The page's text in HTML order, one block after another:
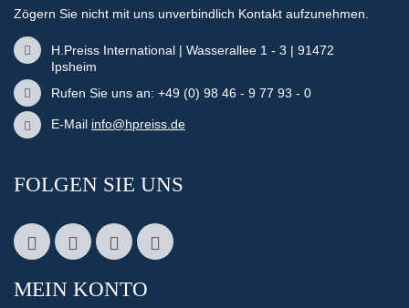
Zögern Sie nicht mit uns unverbindlich Kontakt aufzunehmen.
H.Preiss International | Wasserallee 1 - 3 | 91472
Ipsheim
Rufen Sie uns an: +49 (0) 98 46 - 9 77 93 - 0
E-Mail info@hpreiss.de
FOLGEN SIE UNS
MEIN KONTO